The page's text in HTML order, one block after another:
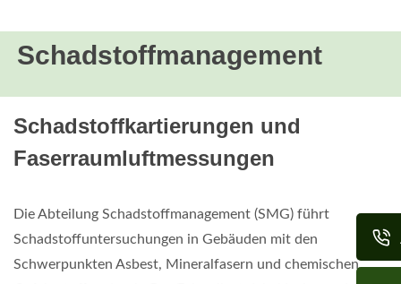
Schadstoffmanagement
Schadstoffkartierungen und
Faserraumluftmessungen
Die Abteilung Schadstoffmanagement (SMG) führt
Schadstoffuntersuchungen in Gebäuden mit den
Schwerpunkten Asbest, Mineralfasern und chemischen